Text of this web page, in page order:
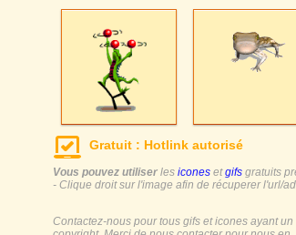
Gratuit : Hotlink autorisé
Vous pouvez utiliser les icones etgifs gratuits
- Clique droit sur l'image afin de récuperer l'url/
Contactez-nous pour tous gifs et icones ayant un